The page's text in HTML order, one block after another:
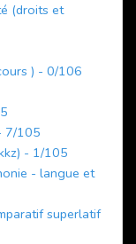
(droits et
) - 0/106
7/105
- 1/105
- langue et
superlatif